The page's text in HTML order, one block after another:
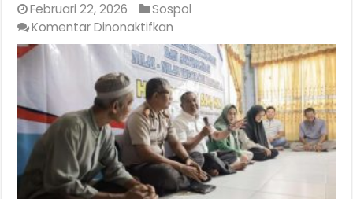
Februari 22, 2026
Sospol
Komentar Dinonaktifkan
Wakil
Ķetua
DPRD
Kalsel,
Terus
Ajak
dan
Implementasi
Sila